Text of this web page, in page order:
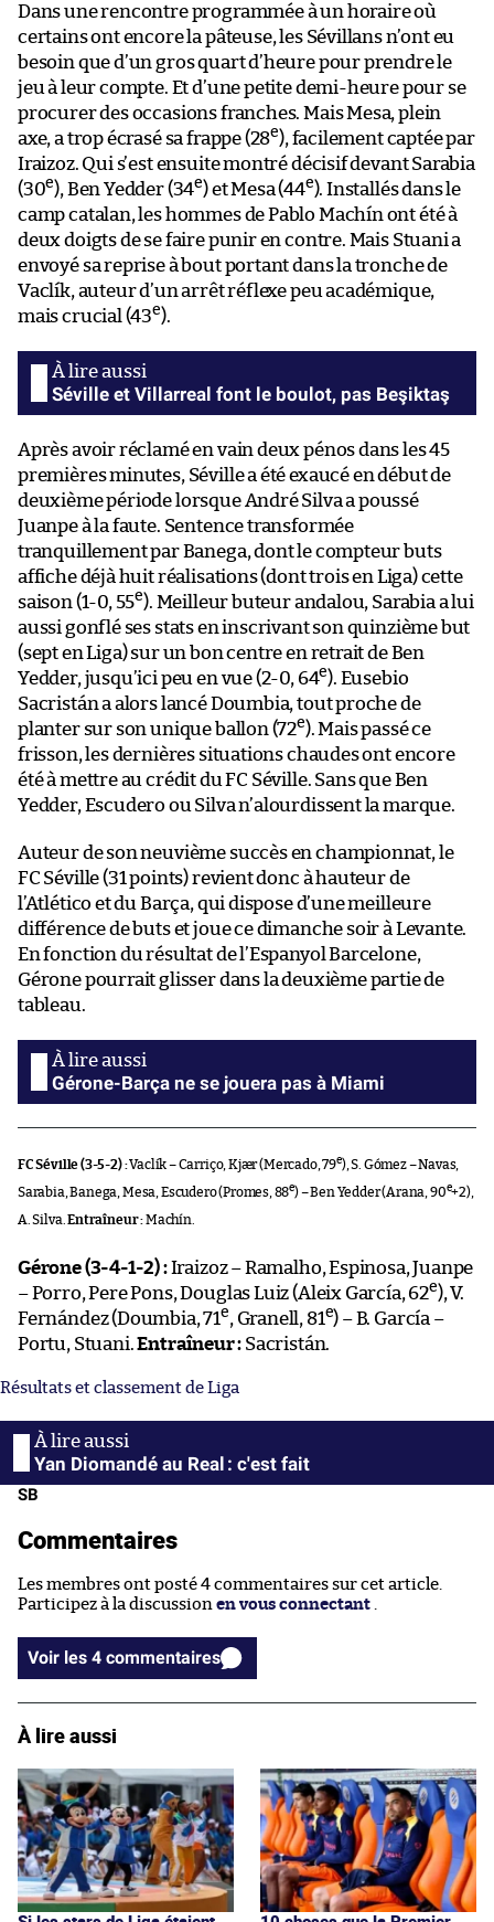
Dans une rencontre programmée à un horaire où
certains ont encore la pâteuse, les Sévillans n’ont eu
besoin que d’un gros quart d’heure pour prendre le
jeu à leur compte. Et d’une petite demi-heure pour se
procurer des occasions franches. Mais Mesa, plein
axe, a trop écrasé sa frappe (28e), facilement captée par
Iraizoz. Qui s’est ensuite montré décisif devant Sarabia
(30e), Ben Yedder (34e) et Mesa (44e). Installés dans le
camp catalan, les hommes de Pablo Machín ont été à
deux doigts de se faire punir en contre. Mais Stuani a
envoyé sa reprise à bout portant dans la tronche de
Vaclík, auteur d’un arrêt réflexe peu académique,
mais crucial (43e).
Séville et Villarreal font le boulot, pas Beşiktaş
Après avoir réclamé en vain deux pénos dans les 45
premières minutes, Séville a été exaucé en début de
deuxième période lorsque André Silva a poussé
Juanpe à la faute. Sentence transformée
tranquillement par Banega, dont le compteur buts
affiche déjà huit réalisations (dont trois en Liga) cette
saison (1-0, 55e). Meilleur buteur andalou, Sarabia a lui
aussi gonflé ses stats en inscrivant son quinzième but
(sept en Liga) sur un bon centre en retrait de Ben
Yedder, jusqu’ici peu en vue (2-0, 64e). Eusebio
Sacristán a alors lancé Doumbia, tout proche de
planter sur son unique ballon (72e). Mais passé ce
frisson, les dernières situations chaudes ont encore
été à mettre au crédit du FC Séville. Sans que Ben
Yedder, Escudero ou Silva n’alourdissent la marque.
Auteur de son neuvième succès en championnat, le
FC Séville (31 points) revient donc à hauteur de
l’Atlético et du Barça, qui dispose d’une meilleure
différence de buts et joue ce dimanche soir à Levante.
En fonction du résultat de l’Espanyol Barcelone,
Gérone pourrait glisser dans la deuxième partie de
tableau.
Gérone-Barça ne se jouera pas à Miami
FC Séville (3-5-2) :Vaclík – Carriço, Kjær (Mercado, 79e), S. Gómez – Navas,
Sarabia, Banega, Mesa, Escudero (Promes, 88e) – Ben Yedder (Arana, 90e+2),
A. Silva. Entraîneur :Machín.
Gérone (3-4-1-2) :Iraizoz – Ramalho, Espinosa, Juanpe
– Porro, Pere Pons, Douglas Luiz (Aleix García, 62e), V.
Fernández (Doumbia, 71e, Granell, 81e) – B. García –
Portu, Stuani.Entraîneur : Sacristán.
Résultats et classement de Liga
Yan Diomandé au Real : c'est fait
SB
Commentaires
Les membres ont posté 4 commentaires sur cet article.
Participez à la discussion en vous connectant
Voir les 4 commentaires
À lire aussi